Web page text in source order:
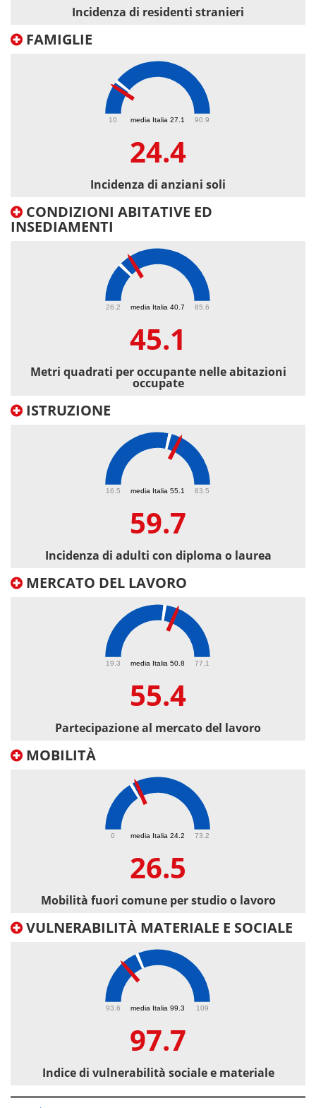
Incidenza di residenti stranieri
FAMIGLIE
media Italia 27.1
10 90.9
24.4
Incidenza di anziani soli
CONDIZIONI ABITATIVE ED
INSEDIAMENTI
media Italia 40.7
26.2 85.6
45.1
Metri quadrati per occupante nelle abitazioni
occupate
ISTRUZIONE
media Italia 55.1
16.5 83.5
59.7
Incidenza di adulti con diploma o laurea
MERCATO DEL LAVORO
media Italia 50.8
19.3 77.1
55.4
Partecipazione al mercato del lavoro
MOBILITÀ
media Italia 24.2
0 73.2
26.5
Mobilità fuori comune per studio o lavoro
VULNERABILITÀ MATERIALE E SOCIALE
media Italia 99.3
93.6 109
97.7
Indice di vulnerabilità sociale e materiale